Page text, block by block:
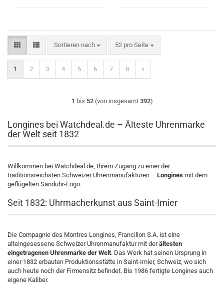
Sortieren nach
Sortieren nach 52 pro Seite
pro Seite
1 2 3 4 5 6 7 8 »
1 bis 52(von insgesamt 392)
Longines bei Watchdeal.de – Älteste Uhrenmarke
der Welt seit 1832
Willkommen bei Watchdeal.de, Ihrem Zugang zu einer der
traditionsreichsten Schweizer Uhrenmanufakturen – Longines mit dem
geflügelten Sanduhr-Logo.
Seit 1832: Uhrmacherkunst aus Saint-Imier
Die Compagnie des Montres Longines, Francillon S.A. ist eine
alteingesessene Schweizer Uhrenmanufaktur mit derältesten
eingetragenen Uhrenmarke der Welt. Das Werk hat seinen Ursprung in
einer 1832 erbauten Produktionsstätte in Saint-Imier, Schweiz, wo sich
auch heute noch der Firmensitz befindet. Bis 1986 fertigte Longines auch
eigene Kaliber.